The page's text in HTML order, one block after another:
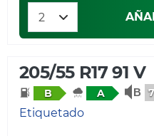
205/55 R17 91 V
B A
Etiquetado